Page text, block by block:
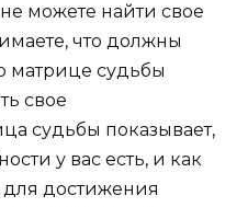
не можете найти свое
что должны
матрице судьбы
свое
судьбы показывает,
у вас есть, и как
для достижения